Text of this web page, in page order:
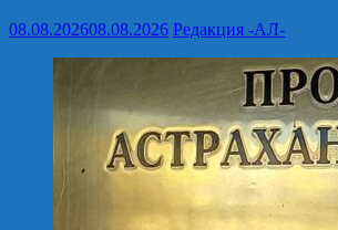
08.08.202608.08.2026 Редакция -АЛ-